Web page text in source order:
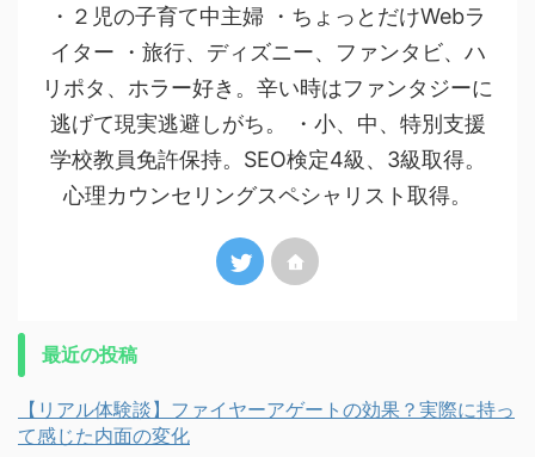
・２児の子育て中主婦 ・ちょっとだけWebラ
イター ・旅行、ディズニー、ファンタビ、ハ
リポタ、ホラー好き。辛い時はファンタジーに
逃げて現実逃避しがち。 ・小、中、特別支援
学校教員免許保持。SEO検定4級、3級取得。
心理カウンセリングスペシャリスト取得。
最近の投稿
【リアル体験談】ファイヤーアゲートの効果？実際に持っ
て感じた内面の変化